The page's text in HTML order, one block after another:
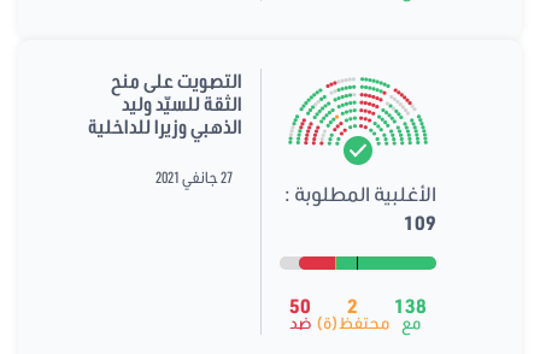
الأغلبية المطلوبة :
109
138
مع
2
محتفظ(ة)
50
ضد
التصويت على منح
الثقة للسيّد وليد
الذهبي وزيرا للداخلية
27 جانفي 2021